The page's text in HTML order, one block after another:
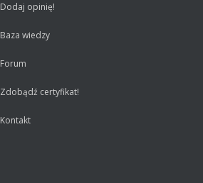
Dodaj opinię!
Baza wiedzy
Forum
Zdobądź certyfikat!
Kontakt